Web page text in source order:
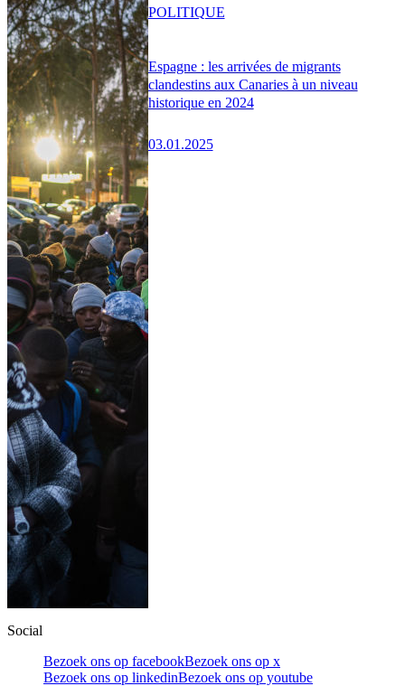
Espagne : les arrivées de migrants
clandestins aux Canaries à un niveau
historique en 2024
03.01.2025
POLITIQUE
Social
Bezoek ons op facebookBezoek ons op x
Bezoek ons op linkedinBezoek ons op youtube